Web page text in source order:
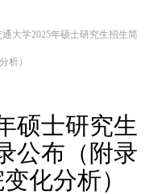
硕士研究生
公布（附录
化分析）
大学2025年硕士研究生招生简
析）